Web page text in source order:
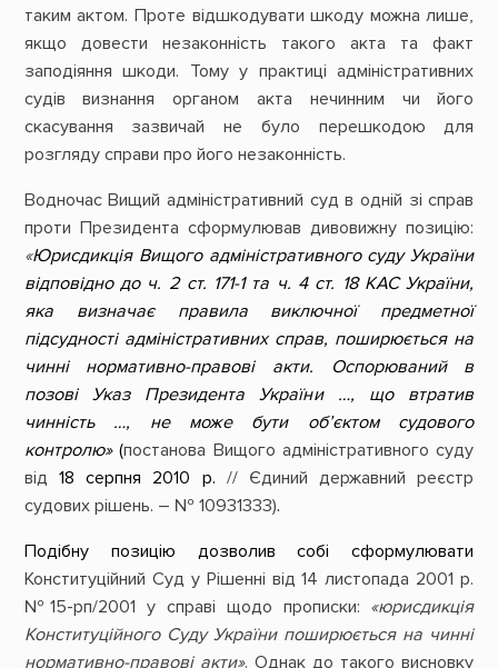
таким актом. Проте відшкодувати шкоду можна лише,
якщо довести незаконність такого акта та факт
заподіяння шкоди. Тому у практиці адміністративних
судів визнання органом акта нечинним чи його
скасування зазвичай не було перешкодою для
розгляду справи про його незаконність.
Водночас Вищий адміністративний суд в одній зі справ
проти Президента сформулював дивовижну позицію:
«Юрисдикція Вищого адміністративного суду України
відповідно до ч. 2 ст. 171-1 та ч. 4 ст. 18 КАС України,
яка визначає правила виключної предметної
підсудності адміністративних справ, поширюється на
чинні нормативно-правові акти. Оспорюваний в
позові Указ Президента України …, що втратив
чинність …, не може бути об’єктом судового
контролю»(постанова Вищого адміністративного суду
від 18 серпня 2010 р. // Єдиний державний реєстр
судових рішень. – № 10931333).
Подібну позицію дозволив собі сформулювати
Конституційний Суд у Рішенні від 14 листопада 2001 р.
№15-рп/2001 у справі щодо прописки: «юрисдикція
Конституційного Суду України поширюється на чинні
нормативно-правові акти». Однак до такого висновку